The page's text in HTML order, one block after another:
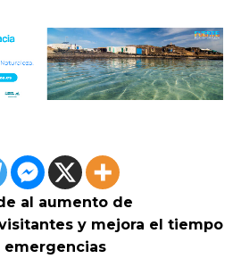
al aumento de
y mejora el tiempo
emergencias